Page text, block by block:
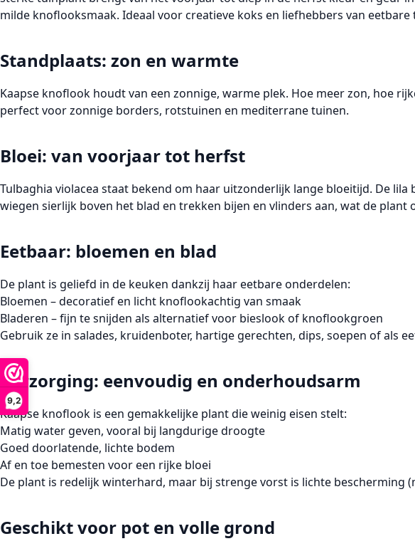
9,2
milde knoflooksmaak. Ideaal voor creatieve koks en liefhebbers van
Standplaats: zon en warmte
Kaapse knoflook houdt van een zonnige, warme plek. Hoe meer zon, hoe
perfect voor zonnige borders, rotstuinen en mediterrane tuinen.
Bloei: van voorjaar tot herfst
Tulbaghia violacea staat bekend om haar uitzonderlijk lange bloeitijd. De lila
wiegen sierlijk boven het blad en trekken bijen en vlinders aan, wat de plant
Eetbaar: bloemen en blad
De plant is geliefd in de keuken dankzij haareetbare onderdelen:
Bloemen – decoratief en licht knoflookachtig van smaak
Bladeren – fijn te snijden als alternatief voor bieslook of knoflookgroen
Gebruik ze in salades, kruidenboter, hartige gerechten, dips, soepen of als
Verzorging: eenvoudig en onderhoudsarm
Kaapse knoflook is een gemakkelijke plantdie weinig eisen stelt:
Matig water geven, vooral bij langdurige droogte
Goed doorlatende, lichte bodem
Af en toe bemesten voor een rijke bloei
De plant is redelijk winterhard, maar bij strenge vorst is lichte bescherming
Geschikt voor pot en volle grond